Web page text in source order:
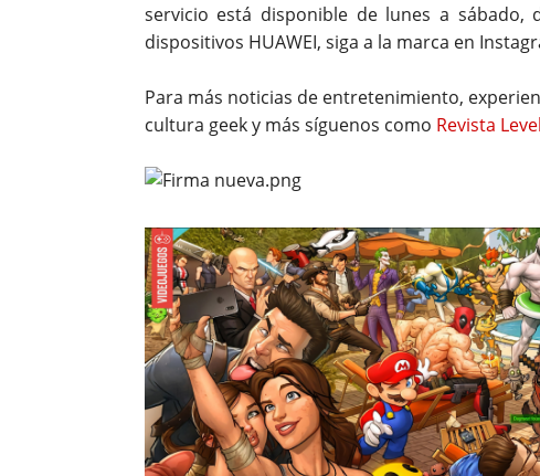
servicio está disponible de lunes a sábado,
dispositivos HUAWEI, siga a la marca en
Para más noticias de entretenimiento,
cultura geek y más síguenos como Revista